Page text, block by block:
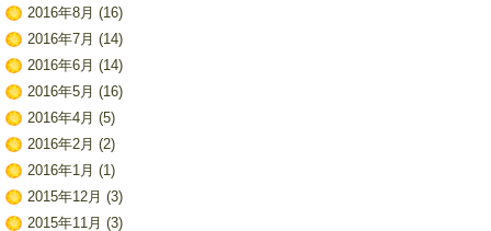
2016年8月 (16)
2016年7月 (14)
2016年6月 (14)
2016年5月 (16)
2016年4月 (5)
2016年2月 (2)
2016年1月 (1)
2015年12月 (3)
2015年11月 (3)